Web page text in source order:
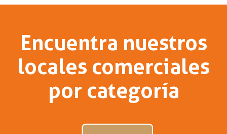
Encuentra nuestros
locales comerciales
por categoría